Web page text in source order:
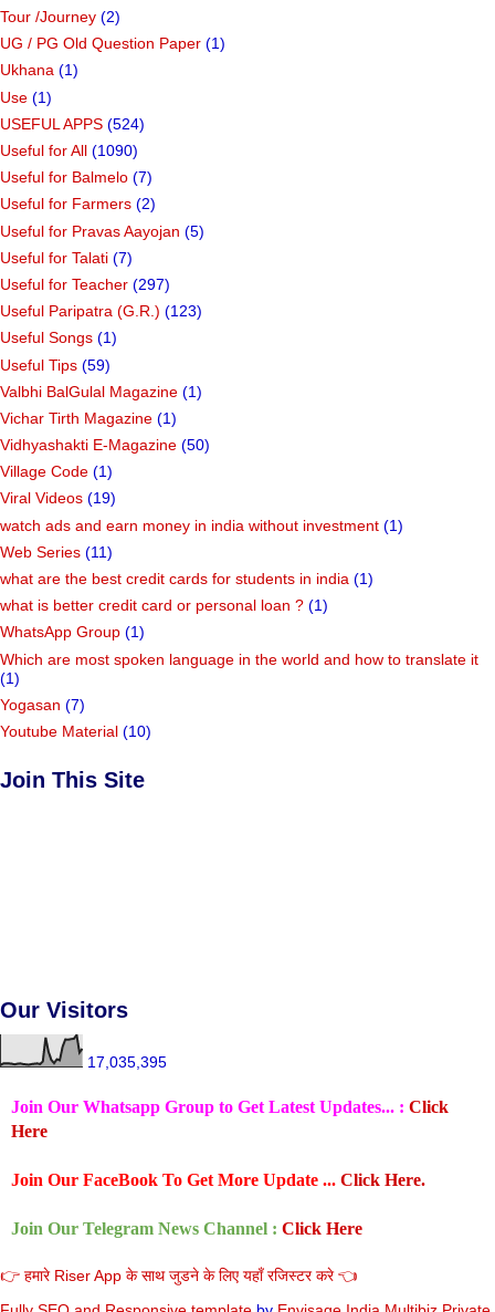
Tour /Journey (2)
UG / PG Old Question Paper (1)
Ukhana (1)
Use (1)
USEFUL APPS (524)
Useful for All (1090)
Useful for Balmelo (7)
Useful for Farmers (2)
Useful for Pravas Aayojan (5)
Useful for Talati (7)
Useful for Teacher (297)
Useful Paripatra (G.R.) (123)
Useful Songs (1)
Useful Tips (59)
Valbhi BalGulal Magazine (1)
Vichar Tirth Magazine (1)
Vidhyashakti E-Magazine (50)
Village Code (1)
Viral Videos (19)
watch ads and earn money in india without investment (1)
Web Series (11)
what are the best credit cards for students in india (1)
what is better credit card or personal loan ? (1)
WhatsApp Group (1)
Which are most spoken language in the world and how to translate it
(1)
Yogasan (7)
Youtube Material (10)
Join This Site
Our Visitors
17,035,395
Join Our Whatsapp Group to Get Latest Updates... : Click
Here
Join Our FaceBook To Get More Update ... Click Here.
Join Our Telegram News Channel : Click Here
👉 हमारे Riser App के साथ जुडने के लिए यहाँ रजिस्टर करे 👈